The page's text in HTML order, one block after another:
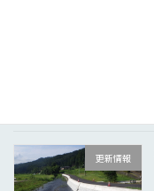
更新情報